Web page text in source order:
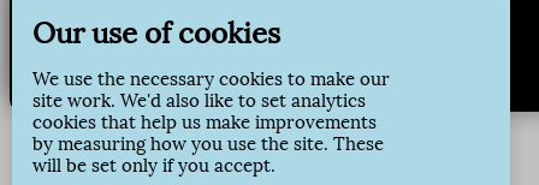
Přihlásit odběr
Our use of cookies
We use the necessary cookies to make our
site work. We'd also like to set analytics
cookies that help us make improvements
by measuring how you use the site. These
will be set only if you accept.